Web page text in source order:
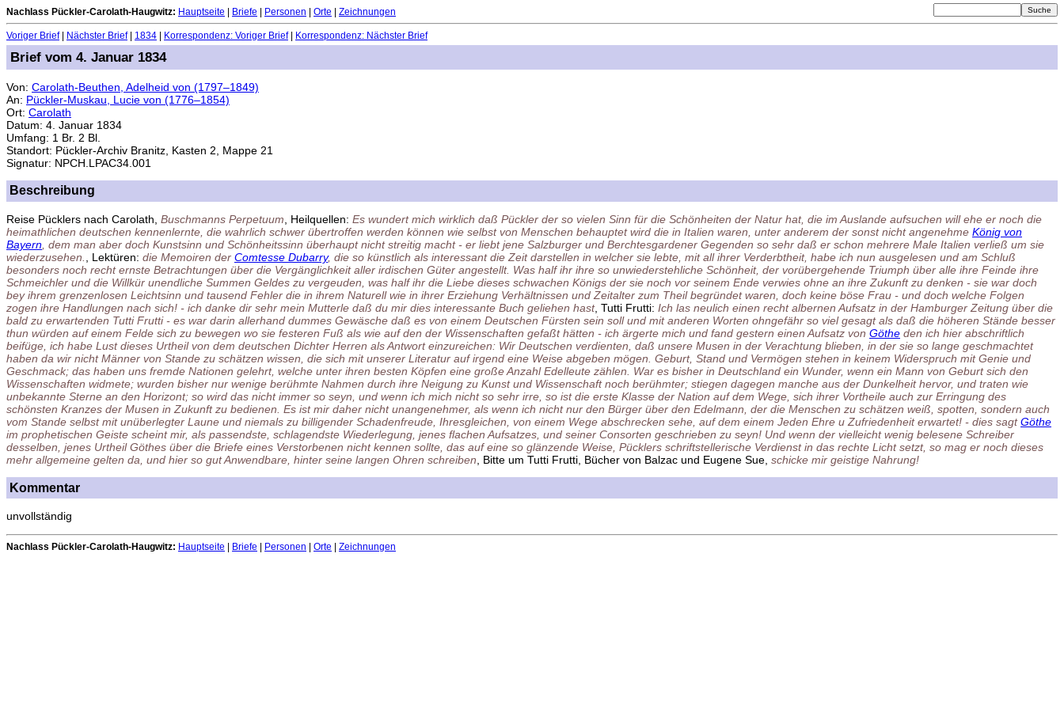
Nachlass Pückler-Carolath-Haugwitz: Hauptseite Briefe Personen Orte Zeichnungen
Voriger Brief| Nächster Brief| 1834 Korrespondenz: Voriger Brief| Korrespondenz: Nächster Brief
Brief vom 4. Januar 1834
Von: Carolath-Beuthen, Adelheid von (1797–1849)
An: Pückler-Muskau, Lucie von (1776–1854)
Ort: Carolath
Datum: 4. Januar 1834
Umfang: 1 Br. 2 Bl.
Standort: Pückler-Archiv Branitz, Kasten 2, Mappe 21
Signatur: NPCH.LPAC34.001
Beschreibung
Reise Pücklers nach Carolath, Buschmanns Perpetuum , Heilquellen: Es wundert mich wirklich daß Pückler der so vielen Sinn für die Schönheiten der Natur hat, die im Auslande aufsuchen will ehe er noch die
heimathlichen deutschen kennenlernte, die wahrlich schwer übertroffen werden können wie selbst von Menschen behauptet wird die in Italien waren, unter anderem der sonst nicht angenehme König von
Bayern , dem man aber doch Kunstsinn und Schönheitssinn überhaupt nicht streitig macht - er liebt jene Salzburger und Berchtesgardener Gegenden so sehr daß er schon mehrere Male Italien verließ um sie
wiederzusehen.
, Lektüren: die Memoiren der Comtesse Dubarry, die so künstlich als interessant die Zeit darstellen in welcher sie lebte, mit all ihrer Verderbtheit, habe ich nun ausgelesen und am Schluß
besonders noch recht ernste Betrachtungen über die Vergänglichkeit aller irdischen Güter angestellt. Was half ihr ihre so unwiederstehliche Schönheit, der vorübergehende Triumph über alle ihre Feinde ihre
Schmeichler und die Willkür unendliche Summen Geldes zu vergeuden, was half ihr die Liebe dieses schwachen Königs der sie noch vor seinem Ende verwies ohne an ihre Zukunft zu denken - sie war doch
bey ihrem grenzenlosen Leichtsinn und tausend Fehler die in ihrem Naturell wie in ihrer Erziehung Verhältnissen und Zeitalter zum Theil begründet waren, doch keine böse Frau - und doch welche Folgen
zogen ihre Handlungen nach sich! - ich danke dir sehr mein Mutterle daß du mir dies interessante Buch geliehen hast, Tutti Frutti: Ich las neulich einen recht albernen Aufsatz in der Hamburger Zeitung über die
bald zu erwartenden Tutti Frutti - es war darin allerhand dummes Gewäsche daß es von einem Deutschen Fürsten sein soll und mit anderen Worten ohngefähr so viel gesagt als daß die höheren Stände besser
thun würden auf einem Felde sich zu bewegen wo sie festeren Fuß als wie auf den der Wissenschaften gefaßt hätten - ich ärgerte mich und fand gestern einen Aufsatz von Göthe den ich hier abschriftlich
beifüge, ich habe Lust dieses Urtheil von dem deutschen Dichter Herren als Antwort einzureichen: Wir Deutschen verdienten, daß unsere Musen in der Verachtung blieben, in der sie so lange geschmachtet
haben da wir nicht Männer von Stande zu schätzen wissen, die sich mit unserer Literatur auf irgend eine Weise abgeben mögen. Geburt, Stand und Vermögen stehen in keinem Widerspruch mit Genie und
Geschmack; das haben uns fremde Nationen gelehrt, welche unter ihren besten Köpfen eine große Anzahl Edelleute zählen. War es bisher in Deutschland ein Wunder, wenn ein Mann von Geburt sich den
Wissenschaften widmete; wurden bisher nur wenige berühmte Nahmen durch ihre Neigung zu Kunst und Wissenschaft noch berühmter; stiegen dagegen manche aus der Dunkelheit hervor, und traten wie
unbekannte Sterne an den Horizont; so wird das nicht immer so seyn, und wenn ich mich nicht so sehr irre, so ist die erste Klasse der Nation auf dem Wege, sich ihrer Vortheile auch zur Erringung des
schönsten Kranzes der Musen in Zukunft zu bedienen. Es ist mir daher nicht unangenehmer, als wenn ich nicht nur den Bürger über den Edelmann, der die Menschen zu schätzen weiß, spotten, sondern auch
vom Stande selbst mit unüberlegter Laune und niemals zu billigender Schadenfreude, Ihresgleichen, von einem Wege abschrecken sehe, auf dem einem Jeden Ehre u Zufriedenheit erwartet! - dies sagtGöthe
im prophetischen Geiste scheint mir, als passendste, schlagendste Wiederlegung, jenes flachen Aufsatzes, und seiner Consorten geschrieben zu seyn! Und wenn der vielleicht wenig belesene Schreiber
desselben, jenes Urtheil Göthes über die Briefe eines Verstorbenen nicht kennen sollte, das auf eine so glänzende Weise, Pücklers schriftstellerische Verdienst in das rechte Licht setzt, so mag er noch dieses
mehr allgemeine gelten da, und hier so gut Anwendbare, hinter seine langen Ohren schreiben , Bitte um Tutti Frutti, Bücher von Balzac und Eugene Sue, schicke mir geistige Nahrung!
Kommentar
unvollständig
Nachlass Pückler-Carolath-Haugwitz: Hauptseite | Briefe | Personen | Orte | Zeichnungen